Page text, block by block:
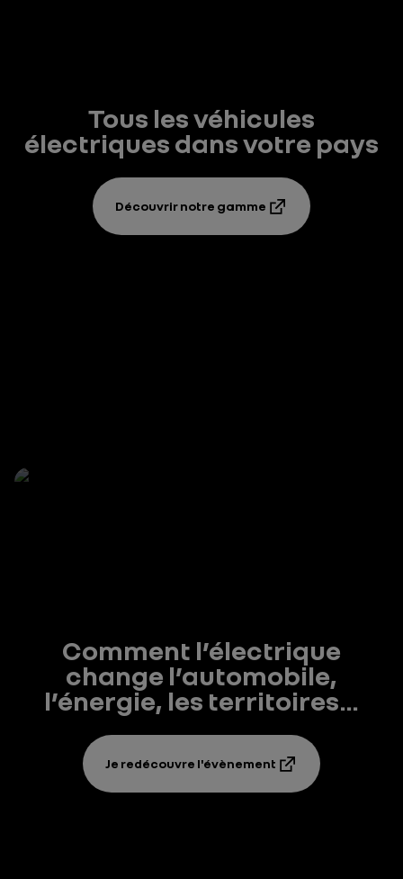
Tous les véhicules
électriques dans votre pays
Découvrir notre gamme
Comment l’électrique
change l’automobile,
l’énergie, les territoires…
Je redécouvre l'évènement